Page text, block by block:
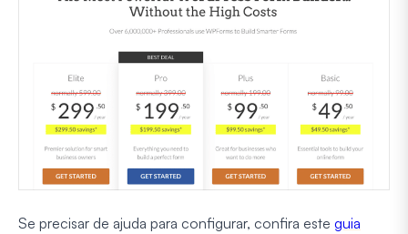
Se precisar de ajuda para configurar, confira este guia